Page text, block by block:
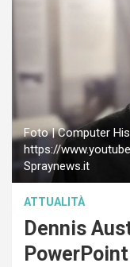
Foto | Computer
https://
Spraynews.it
ATTUALITÀ
Dennis